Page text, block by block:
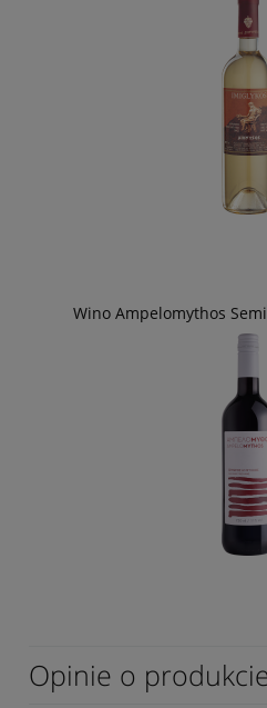
Wino Ampelomythos
Opinie o